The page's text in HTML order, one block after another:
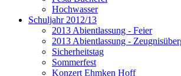
Hochwasser
Schuljahr 2012/13
2013 Abientlassung - Feier
2013 Abientlassung -
Sicherheitstag
Sommerfest
Konzert Ehmken Hoff